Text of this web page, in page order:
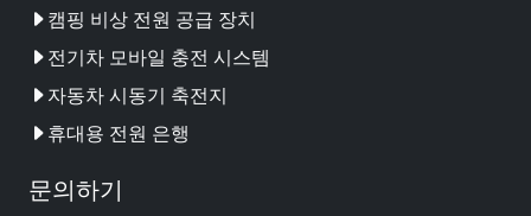
캠핑 비상 전원 공급 장치
전기차 모바일 충전 시스템
자동차 시동기 축전지
휴대용 전원 은행
문의하기